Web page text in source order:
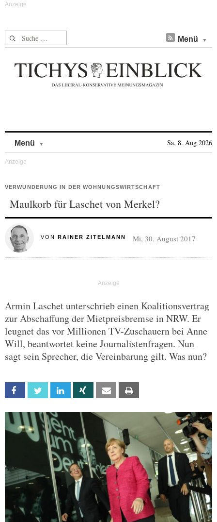
Suche nach: Menü
Menü Sa, 8. Aug 2026
VERWUNDERUNG IN DER WOHNUNGSWIRTSCHAFT
Maulkorb für Laschet von Merkel?
VON RAINER ZITELMANN Mi, 30. August 2017
Armin Laschet unterschrieb einen Koalitionsvertrag
zur Abschaffung der Mietpreisbremse in NRW. Er
leugnet das vor Millionen TV-Zuschauern bei Anne
Will, beantwortet keine Journalistenfragen. Nun
sagt sein Sprecher, die Vereinbarung gilt. Was nun?
Facebook Twitter Linkedin Xing Email